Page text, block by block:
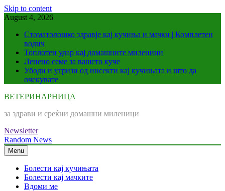
Skip to content
August 4, 2026
Стоматолошко здравје кај кучиња и мачки | Комплетен
водич
Топлотен удар кај домашните миленици
Ленено семе за вашето куче
Убоди и угризи од инсекти кај кучињата и што да
очекувате
ВЕТЕРИНАРНИЦА
за здрави и среќни домашни миленици
Newsletter
Random News
Menu
Болести кај кучињата
Болести кај мачките
Вдоми ме